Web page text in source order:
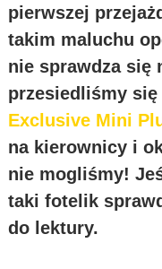
pierwszej
takim maluchu
nie sprawdza się
przesiedliśmy
Exclusive Mini
na kierownicy i
nie mogliśmy!
taki fotelik
do lektury.